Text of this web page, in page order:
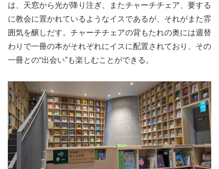
は、天窓から光が降り注ぎ、またチャーチチェア、要する
に教会に置かれているようなイスであるが、それがまた雰
囲気を醸しだす。チャーチチェアの背もたれの奥には週替
わりで一冊の本がそれぞれにイスに配置されており、その
一冊との“出会い”も楽しむことができる。